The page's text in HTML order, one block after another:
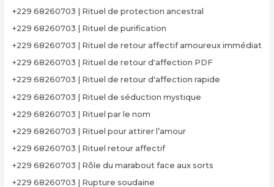
+229 68260703 | Rituel de protection ancestral
+229 68260703 | Rituel de purification
+229 68260703 | Rituel de retour affectif amoureux immédiat
+229 68260703 | Rituel de retour d'affection PDF
+229 68260703 | Rituel de retour d'affection rapide
+229 68260703 | Rituel de séduction mystique
+229 68260703 | Rituel par le nom
+229 68260703 | Rituel pour attirer l’amour
+229 68260703 | Rituel retour affectif
+229 68260703 | Rôle du marabout face aux sorts
+229 68260703 | Rupture soudaine